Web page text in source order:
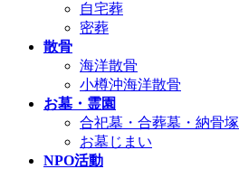
自宅葬
密葬
散骨
海洋散骨
小樽沖海洋散骨
お墓・霊園
合祀墓・合葬墓・納骨塚
お墓じまい
NPO活動